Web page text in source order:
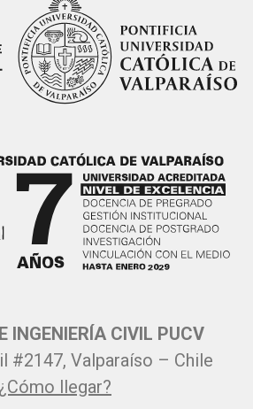
INGENIERÍA CIVIL PUCV
#2147, Valparaíso – Chile
¿Cómo llegar?